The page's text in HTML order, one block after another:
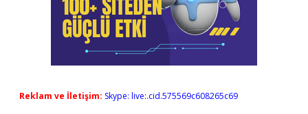
Reklam ve İletişim: Skype: live:.cid.575569c608265c69